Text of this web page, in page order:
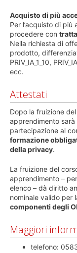
Acquisto di più
Per l’acquisto di
procedere con
Nella richiesta di
prodotto,
PRIV_IA_1_10,
ecc.
Attestati
Dopo la fruizione
apprendimento sarà
partecipazione al
formazione
della privacy.
La fruizione del
apprendimento –
elenco – dà diritto
nominale valido per
componenti degli
Maggiori
telefono: